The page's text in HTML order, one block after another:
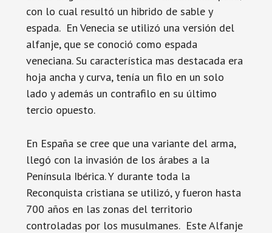
con lo cual resultó un hibrido de sable y
espada. En Venecia se utilizó una versión del
alfanje, que se conoció como espada
veneciana. Su característica mas destacada era
hoja ancha y curva, tenía un filo en un solo
lado y además un contrafilo en su último
tercio opuesto.
En España se cree que una variante del arma,
llegó con la invasión de los árabes a la
Península Ibérica. Y durante toda la
Reconquista cristiana se utilizó, y fueron hasta
700 años en las zonas del territorio
controladas por los musulmanes. Este Alfanje